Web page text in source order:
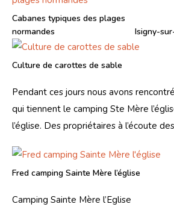
Cabanes typiques des plages
normandes
Isigny-
Culture de carottes de sable
Pendant ces jours nous avons
qui tiennent le camping Ste Mère
l’église. Des propriétaires à l’écoute
Fred camping Sainte Mère l’église
Camping Sainte Mère l’Eglise